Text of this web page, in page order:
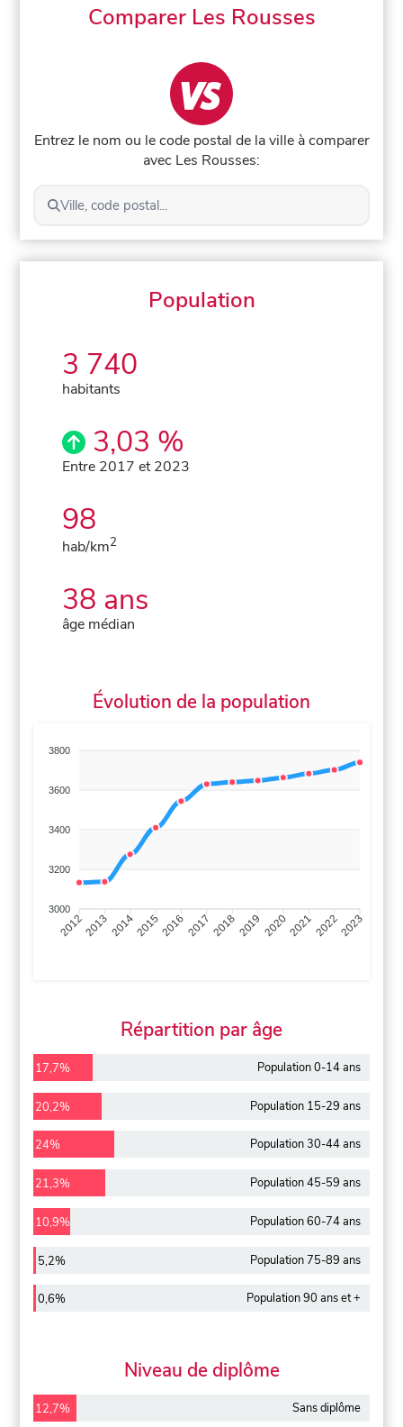
Comparer Les Rousses
Entrez le nom ou le code postal de la ville à comparer
avec Les Rousses:
Ville, code postal...
Population
3 740
habitants
3,03 %
Entre 2017 et 2023
98
hab/km2
38 ans
âge médian
Évolution de la population
3800
3600
3400
3200
3000
201220132014201520162017 20182019 2020202120222023
Répartition par âge
17,7% Population 0-14 ans
20,2% Population 15-29 ans
24% Population 30-44 ans
21,3% Population 45-59 ans
10,9% Population 60-74 ans
5,2% Population 75-89 ans
0,6% Population 90 ans et +
Niveau de diplôme
12,7% Sans diplôme